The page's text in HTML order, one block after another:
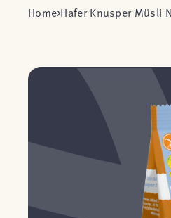
Home Hafer Knusper Müsli